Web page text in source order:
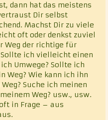
dann hat das meistens
Dir selbst
Machst Dir zu viele
oft oder denkst zuviel
Weg der richtige für
Sollte ich vielleicht einen
Umwege? Sollte ich
Weg? Wie kann ich ihn
Suche ich meinen
Weg? usw., usw.
in Frage – aus